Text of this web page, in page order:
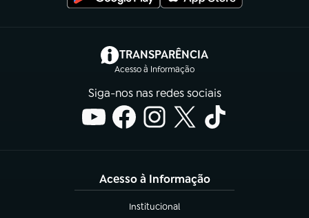
TRANSPARÊNCIA
Acesso à Informação
(abre em nova aba)
Siga-nos nas redes sociais
Acesso à Informação
Institucional
(abre em nova aba)